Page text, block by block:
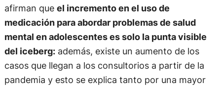
afirman que el incremento en el uso de
medicación para abordar problemas de salud
mental en adolescentes es solo la punta visible
del iceberg:además, existe un aumento de los
casos que llegan a los consultorios a partir de la
pandemia y esto se explica tanto por una mayor